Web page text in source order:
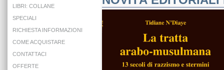
LIBRI: COLLANE
SPECIALI
RICHIESTA INFORMAZIONI
COME ACQUISTARE
CONTATTACI
OFFERTE